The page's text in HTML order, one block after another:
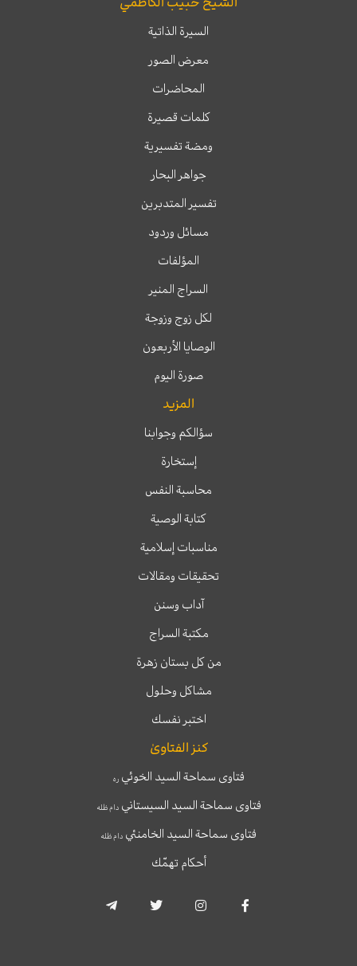
السيرة الذاتية
معرض الصور
المحاضرات
كلمات قصيرة
ومضة تفسيرية
جواهر البحار
تفسير المتدبرين
مسائل وردود
المؤلفات
السراج المنير
لكل زوج وزوجة
الوصايا الأربعون
صورة اليوم
المزيد
سؤالكم وجوابنا
إستخارة
محاسبة النفس
كتابة الوصية
مناسبات إسلامية
تحقيقات ومقالات
آداب وسنن
مكتبة السراج
من كل بستان زهرة
مشاكل وحلول
اختبر نفسك
كنز الفتاوىٰ
فتاوى سماحة السيد الخوئيره
فتاوى سماحة السيد السيستانيدام ظله
فتاوى سماحة السيد الخامنئي دام ظله
أحكام تهمّك
a
c
s
i
l